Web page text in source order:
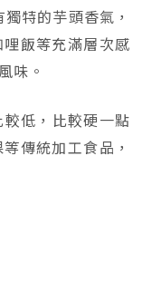
特的芋頭香氣，
飯等充滿層次感
味。
低，比較硬一點
傳統加工食品，